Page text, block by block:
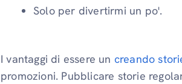
Solo per divertirmi un po'.
I vantaggi di essere un creando
promozioni. Pubblicare storie